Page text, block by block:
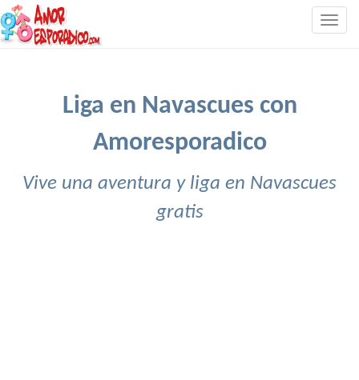
Liga en Navascues con
Amoresporadico
Vive una aventura y liga en Navascues
gratis